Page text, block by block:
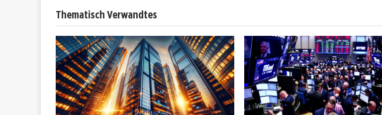
Thematisch Verwandtes